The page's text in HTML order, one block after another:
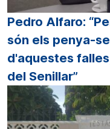
Pedro Alfaro:
són els penya-
d'aquestes
del Senillar”